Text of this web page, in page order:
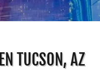
TUCSON, AZ